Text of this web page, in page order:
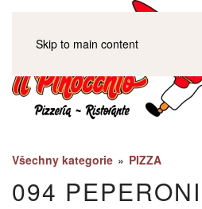
Skip to main content
Všechny kategorie » PIZZA
094